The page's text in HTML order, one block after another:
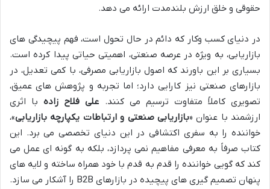
حقوقی و خلق ارزش بلندمدت ارائه می دهد.
در دنیای کسب وکار که دائم در حال تحول است، فهم پیچیدگی های
بازاریابی، به ویژه در عرصه صنعتی، اهمیتی حیاتی پیدا کرده است.
بسیاری بر این باورند که اصول بازاریابی مصرفی، با کمی تعدیل، در
بازارهای صنعتی نیز کارایی دارد؛ اما تجربه و پژوهش های عمیق،
تصویری کاملاً متفاوت ترسیم می کنند. علی فلاح زادهبا اثری
ارزشمند با عنوان «بازاریابی صنعتی و ارتباطات یکپارچه بازاریابی»،
خواننده را به سفری اکتشافی در این دنیای تخصصی می برد. این
کتاب صرفاً به معرفی مفاهیم نمی پردازد، بلکه به گونه ای عمل می
کند که گویی خواننده را قدم به قدم با خود همراه ساخته و لایه های
پنهان تصمیم گیری های پیچیده در بازارهای B2B را آشکار می سازد.